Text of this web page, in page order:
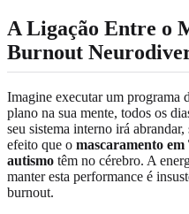
A Ligação Entre o
Burnout
Imagine executar um programa
plano na sua mente, todos os
seu sistema interno irá
efeito que o mascaramento
autismo têm no cérebro. A
manter esta performance é
burnout.